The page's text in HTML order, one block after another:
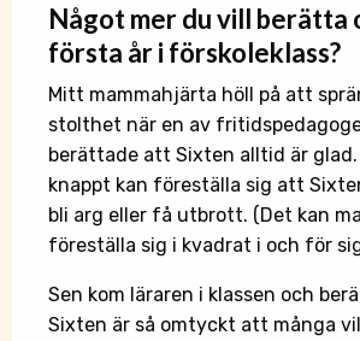
Någotmer du vill berätta
första år i förskoleklass?
Mitt mammahjärta höll på att
stolthet när en av
berättade att Sixten alltid är
knappt kan föreställa sig att
bli arg eller få utbrott. (Det kan
föreställa sig i kvadrat i och för
Sen kom läraren i klassen och
Sixten är så omtyckt att många